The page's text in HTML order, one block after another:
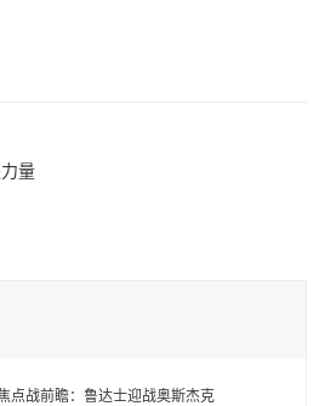
量
点战前瞻：鲁达士迎战奥斯杰克